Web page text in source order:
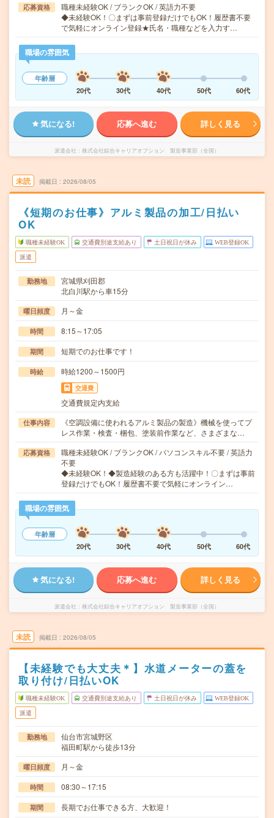
応募資格
職種未経験OK / ブランクOK / 英語力不要
◆未経験OK！〇まずは事前登録だけでもOK！履歴書不要
で気軽にオンライン登録★氏名・職種などを入力す…
職場の雰囲気
年齢層
20代
30代 40代 50代 60代
気になる! 応募へ進む 詳しく見る
派遣会社 株式会社綜合キャリアオプション 製造事業部（全国）
未読 掲載日 2026/08/05
《短期のお仕事》アルミ製品の加工/日払い
OK
職種未経験OK 交通費別途支給あり 土日祝日が休み WEB登録OK
派遣
勤務地
宮城県刈田郡
北白川駅から車15分
曜日頻度 月～金
時間 8:15～17:05
期間 短期でのお仕事です！
時給 時給1200～1500円
交通費
交通費規定内支給
仕事内容
《空調設備に使われるアルミ製品の製造》機械を使ってプ
レス作業・検査・梱包、塗装前作業など、さまざまな…
応募資格
職種未経験OK / ブランクOK / パソコンスキル不要 / 英語力
不要
◆未経験OK！◆製造経験のある方も活躍中！〇まずは事前
登録だけでもOK！履歴書不要で気軽にオンライン…
職場の雰囲気
年齢層
20代
30代 40代 50代 60代
気になる! 応募へ進む 詳しく見る
派遣会社 株式会社綜合キャリアオプション 製造事業部（全国）
未読 掲載日 2026/08/05
【未経験でも大丈夫＊】水道メーターの蓋を
取り付け/日払いOK
職種未経験OK 交通費別途支給あり 土日祝日が休み WEB登録OK
派遣
勤務地
仙台市宮城野区
福田町駅から徒歩13分
曜日頻度 月～金
時間 08:30～17:15
期間 長期でお仕事できる方、大歓迎！